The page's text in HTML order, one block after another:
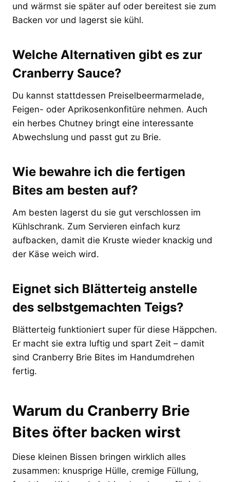
und wärmst sie später auf oder bereitest sie zum
Backen vor und lagerst sie kühl.
Welche Alternativen gibt es zur
Cranberry Sauce?
Du kannst stattdessen Preiselbeermarmelade,
Feigen- oder Aprikosenkonfitüre nehmen. Auch
ein herbes Chutney bringt eine interessante
Abwechslung und passt gut zu Brie.
Wie bewahre ich die fertigen
Bites am besten auf?
Am besten lagerst du sie gut verschlossen im
Kühlschrank. Zum Servieren einfach kurz
aufbacken, damit die Kruste wieder knackig und
der Käse weich wird.
Eignet sich Blätterteig anstelle
des selbstgemachten Teigs?
Blätterteig funktioniert super für diese Häppchen.
Er macht sie extra luftig und spart Zeit – damit
sind Cranberry Brie Bites im Handumdrehen
fertig.
Warum du Cranberry Brie
Bites öfter backen wirst
Diese kleinen Bissen bringen wirklich alles
zusammen: knusprige Hülle, cremige Füllung,